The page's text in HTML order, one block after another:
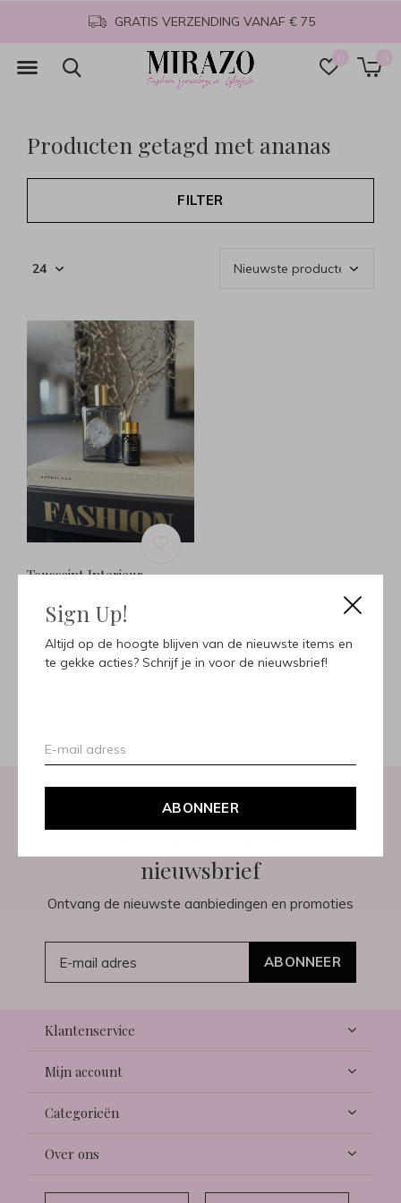
Sign Up!
Altijd op de hoogte blijven van de nieuwste items en
te gekke acties? Schrijf je in voor de nieuwsbrief!
ABONNEER
0 0
GRATIS VERZENDING VANAF € 75
Producten getagd met ananas
FILTER
Toussaint Interieur -
bergkristal Grey Fresh |
100ML
€28,95
Incl. btw
Meld je aan voor onze
nieuwsbrief
Ontvang de nieuwste aanbiedingen en promoties
ABONNEER
Klantenservice
Mijn account
Categorieën
Over ons